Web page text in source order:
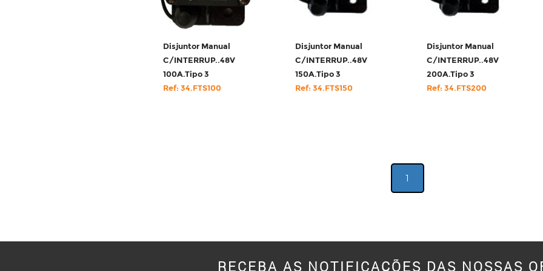
Disjuntor Manual
C/INTERRUP..48V
100A.Tipo 3
Ref: 34.FTS100
Disjuntor Manual
C/INTERRUP..48V
150A.Tipo 3
Ref: 34.FTS150
Disjuntor Manual
C/INTERRUP..48V
200A.Tipo 3
Ref: 34.FTS200
1
RECEBA AS NOTIFICAÇÕES DAS NOSSAS